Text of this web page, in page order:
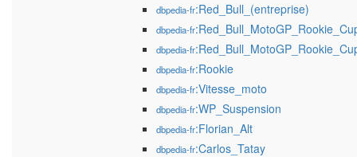
dbpedia-fr:Red_Bull_(entreprise)
dbpedia-fr
dbpedia-fr
dbpedia-fr:Rookie
dbpedia-fr:Vitesse_moto
dbpedia-fr:WP_Suspension
dbpedia-fr:Florian_Alt
dbpedia-fr:Carlos_Tatay